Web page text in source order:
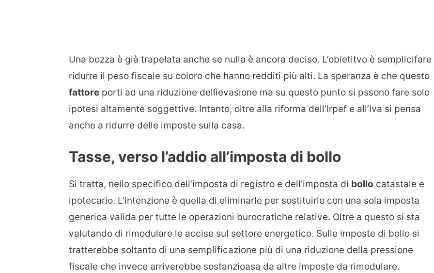
Una bozza è già trapelata anche se nulla è ancora deciso. L’obietitvo è semplicifare
ridurre il peso fiscale su coloro che hanno redditi più alti. La speranza è che questo
fattore porti ad una riduzione dellìevasione ma su questo punto si pssono fare solo
ipotesi altamente soggettive. Intanto, oltre alla riforma dell’Irpef e all’Iva si pensa
anche a ridurre delle imposte sulla casa.
Tasse, verso l’addio all’imposta di bollo
Si tratta, nello specifico dell’imposta di registro e dell’imposta di bollo catastale e
ipotecario. L’intenzione è quella di eliminarle per sostituirle con una sola imposta
generica valida per tutte le operazioni burocratiche relative. Oltre a questo si sta
valutando di rimodulare le accise sul settore energetico. Sulle imposte di bollo si
tratterebbe soltanto di una semplificazione più di una riduzione della pressione
fiscale che invece arriverebbe sostanzioasa da altre imposte da rimodulare.